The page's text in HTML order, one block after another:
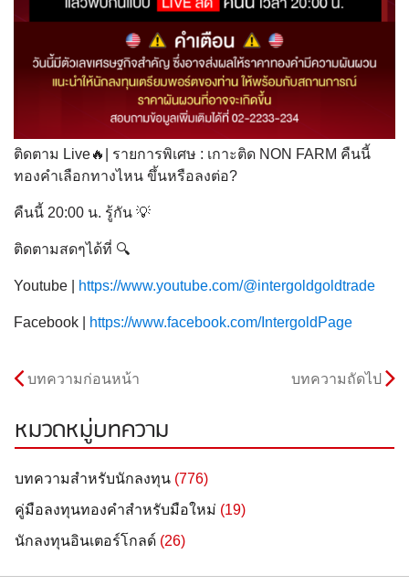
ติดตาม Live🔥
| รายการพิเศษ : เกาะติด NON FARM คืนนี้
ทองคำเลือกทางไหน ขึ้นหรือลงต่อ?
คืนนี้ 20:00 น. รู้กัน 💡
ติดตามสดๆได้ที่ 🔍
Youtube | https://www.youtube.com/@intergoldgoldtrade
Facebook | https://www.facebook.com/IntergoldPage
บทความก่อนหน้า บทความถัดไป
หมวดหมู่บทความ
บทความสำหรับนักลงทุน (776)
คู่มือลงทุนทองคำสำหรับมือใหม่ (19)
นักลงทุนอินเตอร์โกลด์ (26)